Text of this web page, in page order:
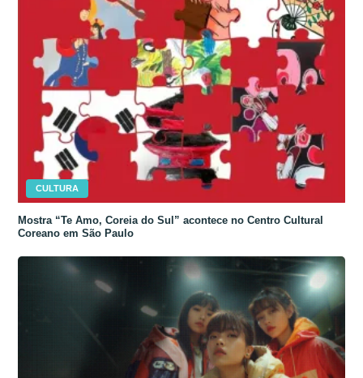
CULTURA
Mostra “Te Amo, Coreia do Sul” acontece no Centro Cultural
Coreano em São Paulo